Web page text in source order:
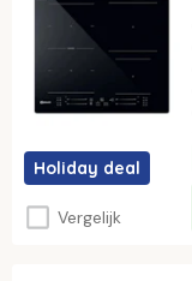
Holiday deal
Vergelijk